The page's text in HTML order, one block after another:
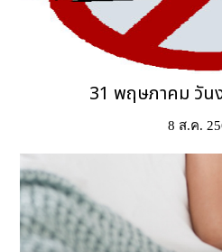
31 พฤษภาคม วัน
8 ส.ค.